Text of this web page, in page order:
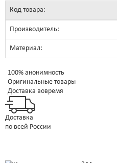
Код товара:
Производитель:
Материал:
100% анонимность
Оригинальные товары
Доставка вовремя
Доставка
по всей России